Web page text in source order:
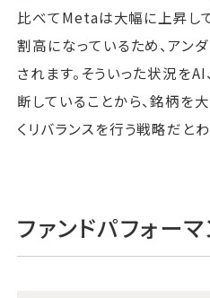
比べてMetaは大幅に上昇し
割高になっているため、アン
されます。そういった状況を
断していることから、銘柄を
くリバランスを行う戦略だとわ
ファンドパフォー